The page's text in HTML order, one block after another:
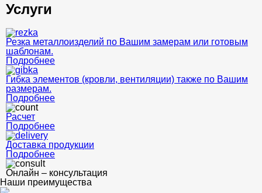
Услуги
Резка металлоизделий по Вашим замерам или готовым
шаблонам.
Подробнее
Гибка элементов (кровли, вентиляции) также по Вашим
размерам.
Подробнее
Расчет
Подробнее
Доставка продукции
Подробнее
Онлайн – консультация
Наши преимущества